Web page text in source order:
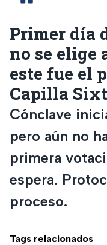
Primer día
no se elige
este fue el
Capilla
Cónclave
pero aún no
primera
espera.
proceso.
Tags relacionados